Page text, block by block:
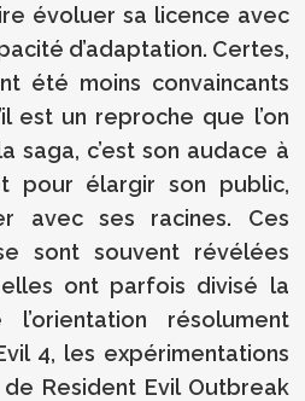
évoluer sa licence avec
d’adaptation. Certes,
été moins convaincants
est un reproche que l’on
saga, c’est son audace à
pour élargir son public,
avec ses racines. Ces
sont souvent révélées
ont parfois divisé la
l’orientation résolument
4, les expérimentations
Resident Evil Outbreak